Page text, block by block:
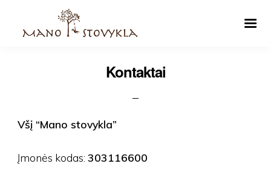
Kontaktai
Všį “Mano stovykla”
Įmonės kodas: 303116600